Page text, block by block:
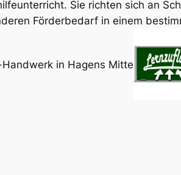
Sie richten sich an
Förderbedarf in einem
in Hagens Mitte